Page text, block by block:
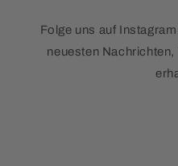
Folge uns auf Instagram
neuesten